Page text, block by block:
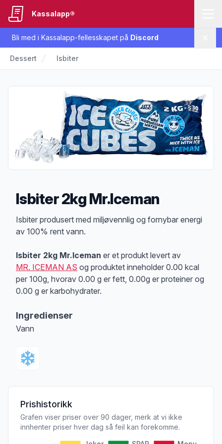
Bli med i Kassalapp-fellesskapet på Discord
Kassalapp®
Dessert Isbiter
Isbiter 2kg Mr.Iceman
Produktbeskrivelse
Isbiter produsert med miljøvennlig og fornybar energi
av 100% rent vann.
Isbiter 2kg Mr.Iceman er et produkt levert av
MR. ICEMAN AS og produktet inneholder 0.00 kcal
per 100g, hvorav 0.00 g er fett, 0.00g er proteiner og
0.00 g er karbohydrater.
Ingredienser
Vann
Prishistorikk
Grafen viser priser over 90 dager, merk at vi ikke
innhenter priser hver dag så feil kan forekomme.